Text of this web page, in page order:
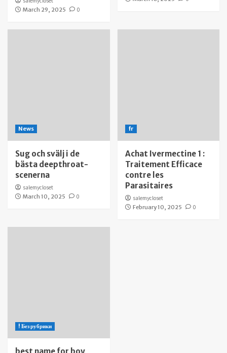
March 29, 2025
0
News
Sug och svälj i de
bästa deepthroat-
scenerna
salemycloset
March 10, 2025
0
fr
Achat Ivermectine 1 :
Traitement Efficace
contre les
Parasitaires
salemycloset
February 10, 2025
0
! Без рубрики